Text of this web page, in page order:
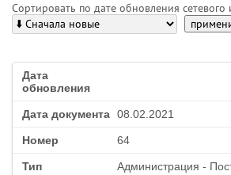
Сортировать по дате обновления сетевого
08.02.2021
64
Администрация -